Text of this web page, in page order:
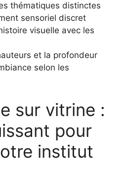
thématiques distinctes
sensoriel discret
visuelle avec les
et la profondeur
selon les
sur vitrine :
pour
institut